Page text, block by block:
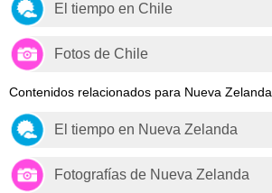
El tiempo en Chile
Fotos de Chile
Contenidos relacionados para Nueva Zelanda.
El tiempo en Nueva Zelanda
Fotografías de Nueva Zelanda